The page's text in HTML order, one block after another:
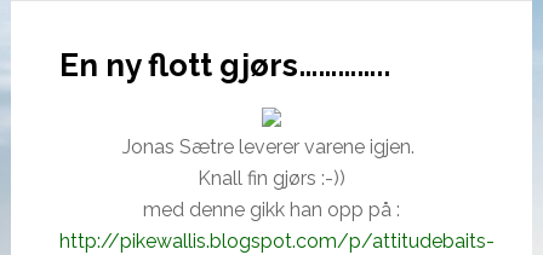
En ny flott gjørs…………..
Jonas Sætre leverer varene igjen.
Knall fin gjørs :-))
med denne gikk han opp på :
http://pikewallis.blogspot.com/p/attitudebaits-